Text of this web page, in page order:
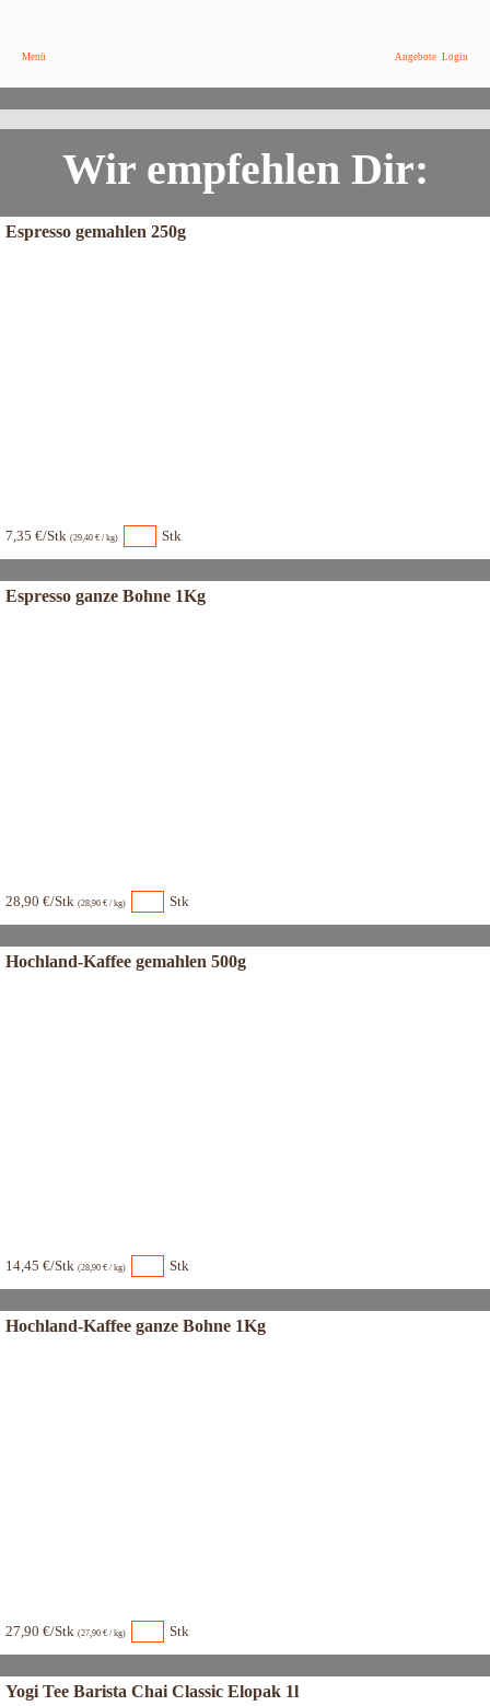
Menü Angebote Login
Wir empfehlen Dir:
Espresso gemahlen 250g
7,35 €/Stk (29,40 € / kg) Stk
Espresso ganze Bohne 1Kg
28,90 €/Stk (28,90 € / kg) Stk
Hochland-Kaffee gemahlen 500g
14,45 €/Stk (28,90 € / kg) Stk
Hochland-Kaffee ganze Bohne 1Kg
27,90 €/Stk (27,90 € / kg) Stk
Yogi Tee Barista Chai Classic Elopak 1l